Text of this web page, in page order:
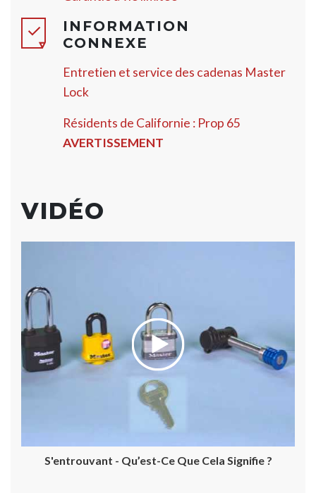
INFORMATION
CONNEXE
Entretien et service des cadenas Master
Lock
Résidents de Californie : Prop 65
AVERTISSEMENT
VIDÉO
S'entrouvant - Qu’est-Ce Que Cela Signifie ?